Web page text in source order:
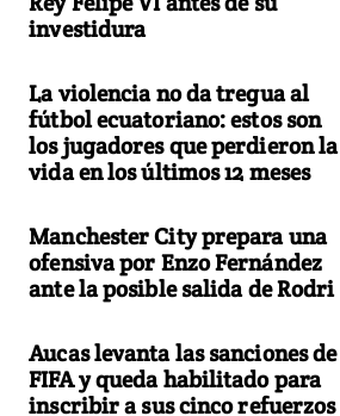
investidura
La violencia no da tregua al
fútbol ecuatoriano: estos son
los jugadores que perdieron la
vida en los últimos 12 meses
Manchester City prepara una
ofensiva por Enzo Fernández
ante la posible salida de Rodri
Aucas levanta las sanciones de
FIFA y queda habilitado para
inscribir a sus cinco refuerzos